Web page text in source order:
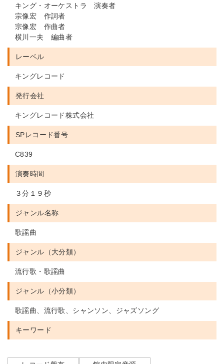
キング・オーケストラ 演奏者
宗像宏 作詞者
宗像宏 作曲者
横川一夫 編曲者
レーベル
キングレコード
発行会社
キングレコード株式会社
SPレコード番号
C839
演奏時間
３分１９秒
ジャンル名称
歌謡曲
ジャンル（大分類）
流行歌・歌謡曲
ジャンル（小分類）
歌謡曲、流行歌、シャンソン、ジャズソング
キーワード